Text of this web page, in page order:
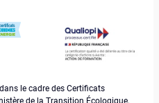
le cadre des Certificats